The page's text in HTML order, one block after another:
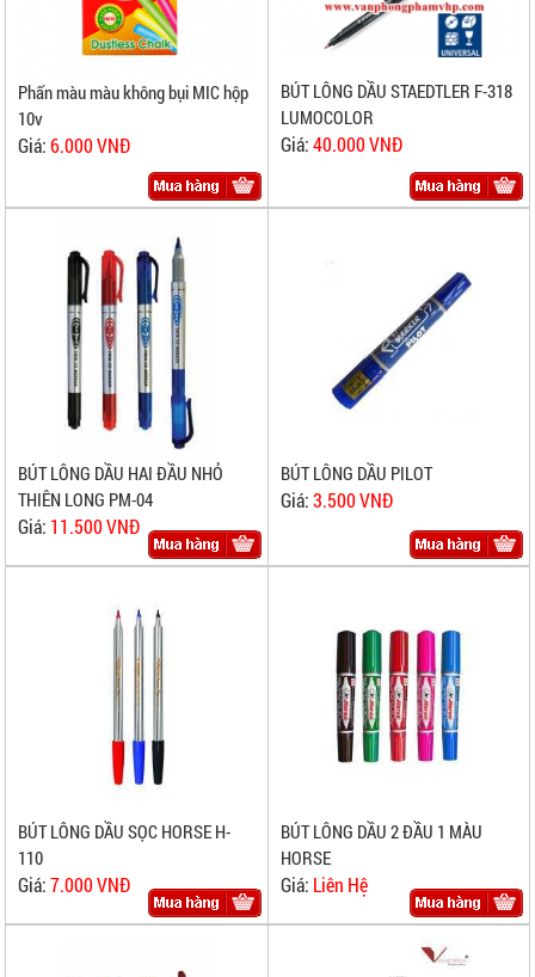
Phấn màu màu không bụi MIC hộp
10v
Giá:6.000 VNĐ
BÚT LÔNG DẦU STAEDTLER F-318
LUMOCOLOR
Giá:40.000 VNĐ
BÚT LÔNG DẦU HAI ĐẦU NHỎ
THIÊN LONG PM-04
Giá: 11.500 VNĐ
BÚT LÔNG DẦU PILOT
Giá:3.500 VNĐ
BÚT LÔNG DẦU SỌC HORSE H-
110
Giá:7.000 VNĐ
BÚT LÔNG DẦU 2 ĐẦU 1 MÀU
HORSE
Giá: Liên Hệ